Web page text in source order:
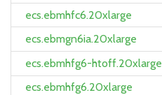
ecs.ebmhfc6.20xlarge
ecs.ebmgn6ia.20xlarge
ecs.ebmhfg6-htoff.20xlarge
ecs.ebmhfg6.20xlarge